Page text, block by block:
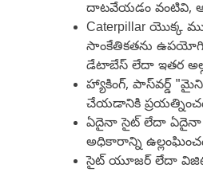
దాటవేయడం వంటివి, ఆ
Caterpillar యొక్క
సాంకేతికతను
డేటాబేస్ లేదా ఇతర
హ్యాకింగ్, పాస్‌వర్డ్
చేయడానికి
ఏదైనా సైట్ లేదా ఏదైనా
అధికారాన్ని
సైట్ యూజర్ లేదా